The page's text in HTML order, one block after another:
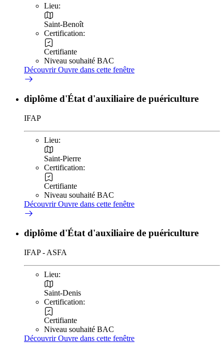
Lieu:
Saint-Benoît
Certification:
Certifiante
Niveau souhaité BAC
DécouvrirOuvre dans cette fenêtre
diplôme d'État d'auxiliaire de puériculture
IFAP
Lieu:
Saint-Pierre
Certification:
Certifiante
Niveau souhaité BAC
DécouvrirOuvre dans cette fenêtre
diplôme d'État d'auxiliaire de puériculture
IFAP - ASFA
Lieu:
Saint-Denis
Certification:
Certifiante
Niveau souhaité BAC
DécouvrirOuvre dans cette fenêtre